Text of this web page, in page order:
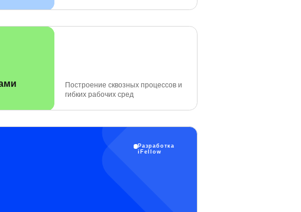
Построение сквозных процессов и
гибких рабочих сред
Разработка
iFellow